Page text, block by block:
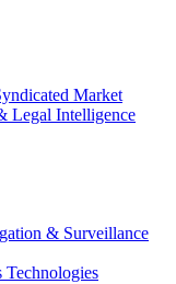
Market
Legal Intelligence
& Surveillance